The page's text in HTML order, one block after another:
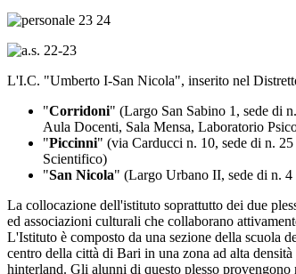
L'I.C. "Umberto I-San Nicola", inserito nel
"Corridoni" (Largo San Sabino 1, sede di
Aula Docenti, Sala Mensa, Laboratorio
"Piccinni" (via Carducci n. 10, sede di n.
Scientifico)
"San Nicola" (Largo Urbano II, sede di n.
La collocazione dell'istituto soprattutto dei due
ed associazioni culturali che collaborano
L'Istituto è composto da una sezione della scuola
centro della città di Bari in una zona ad alta
hinterland. Gli alunni di questo plesso